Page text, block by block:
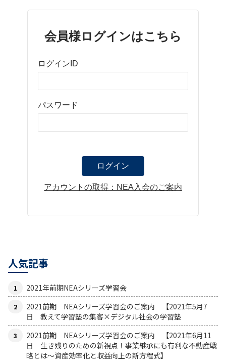
会員様ログインはこちら
ログインID
パスワード
アカウントの取得：NEA入会のご案内
人気記事
2021年前期NEAシリーズ学習会
2021前期 NEAシリーズ学習会のご案内 【2021年5月7
日 教えて学習塾の集客×デジタル社会の学習塾
2021前期 NEAシリーズ学習会のご案内 【2021年6月11
日 生き残りのための新視点！事業継承にも有利な不動産戦
略とは〜資産効率化と収益向上の新方程式】